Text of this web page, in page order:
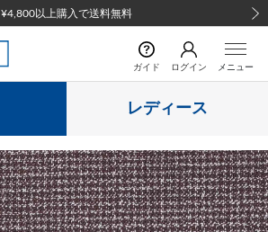
¥4,800以上購入で送料無料
ガイド ログイン メニュー
レディース